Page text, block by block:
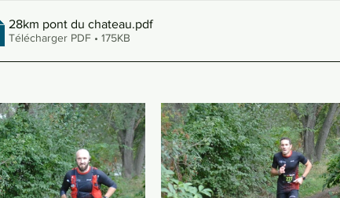
28km pont du chateau.pdf
Télécharger PDF • 175KB